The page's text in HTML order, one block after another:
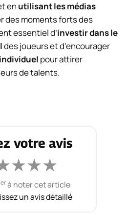
en utilisant les médias
des moments forts des
essentiel d’investir dans le
des joueurs et d’encourager
pour attirer
de talents.
votre avis
★★★
erà noter cet article
un avis détaillé